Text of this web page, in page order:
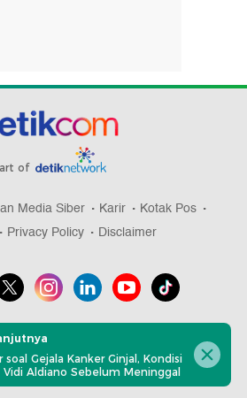
of
Media Siber Karir
Kotak Pos
Privacy Policy Disclaimer
Gejala Kanker Ginjal, Kondisi
Vidi Aldiano Sebelum Meninggal